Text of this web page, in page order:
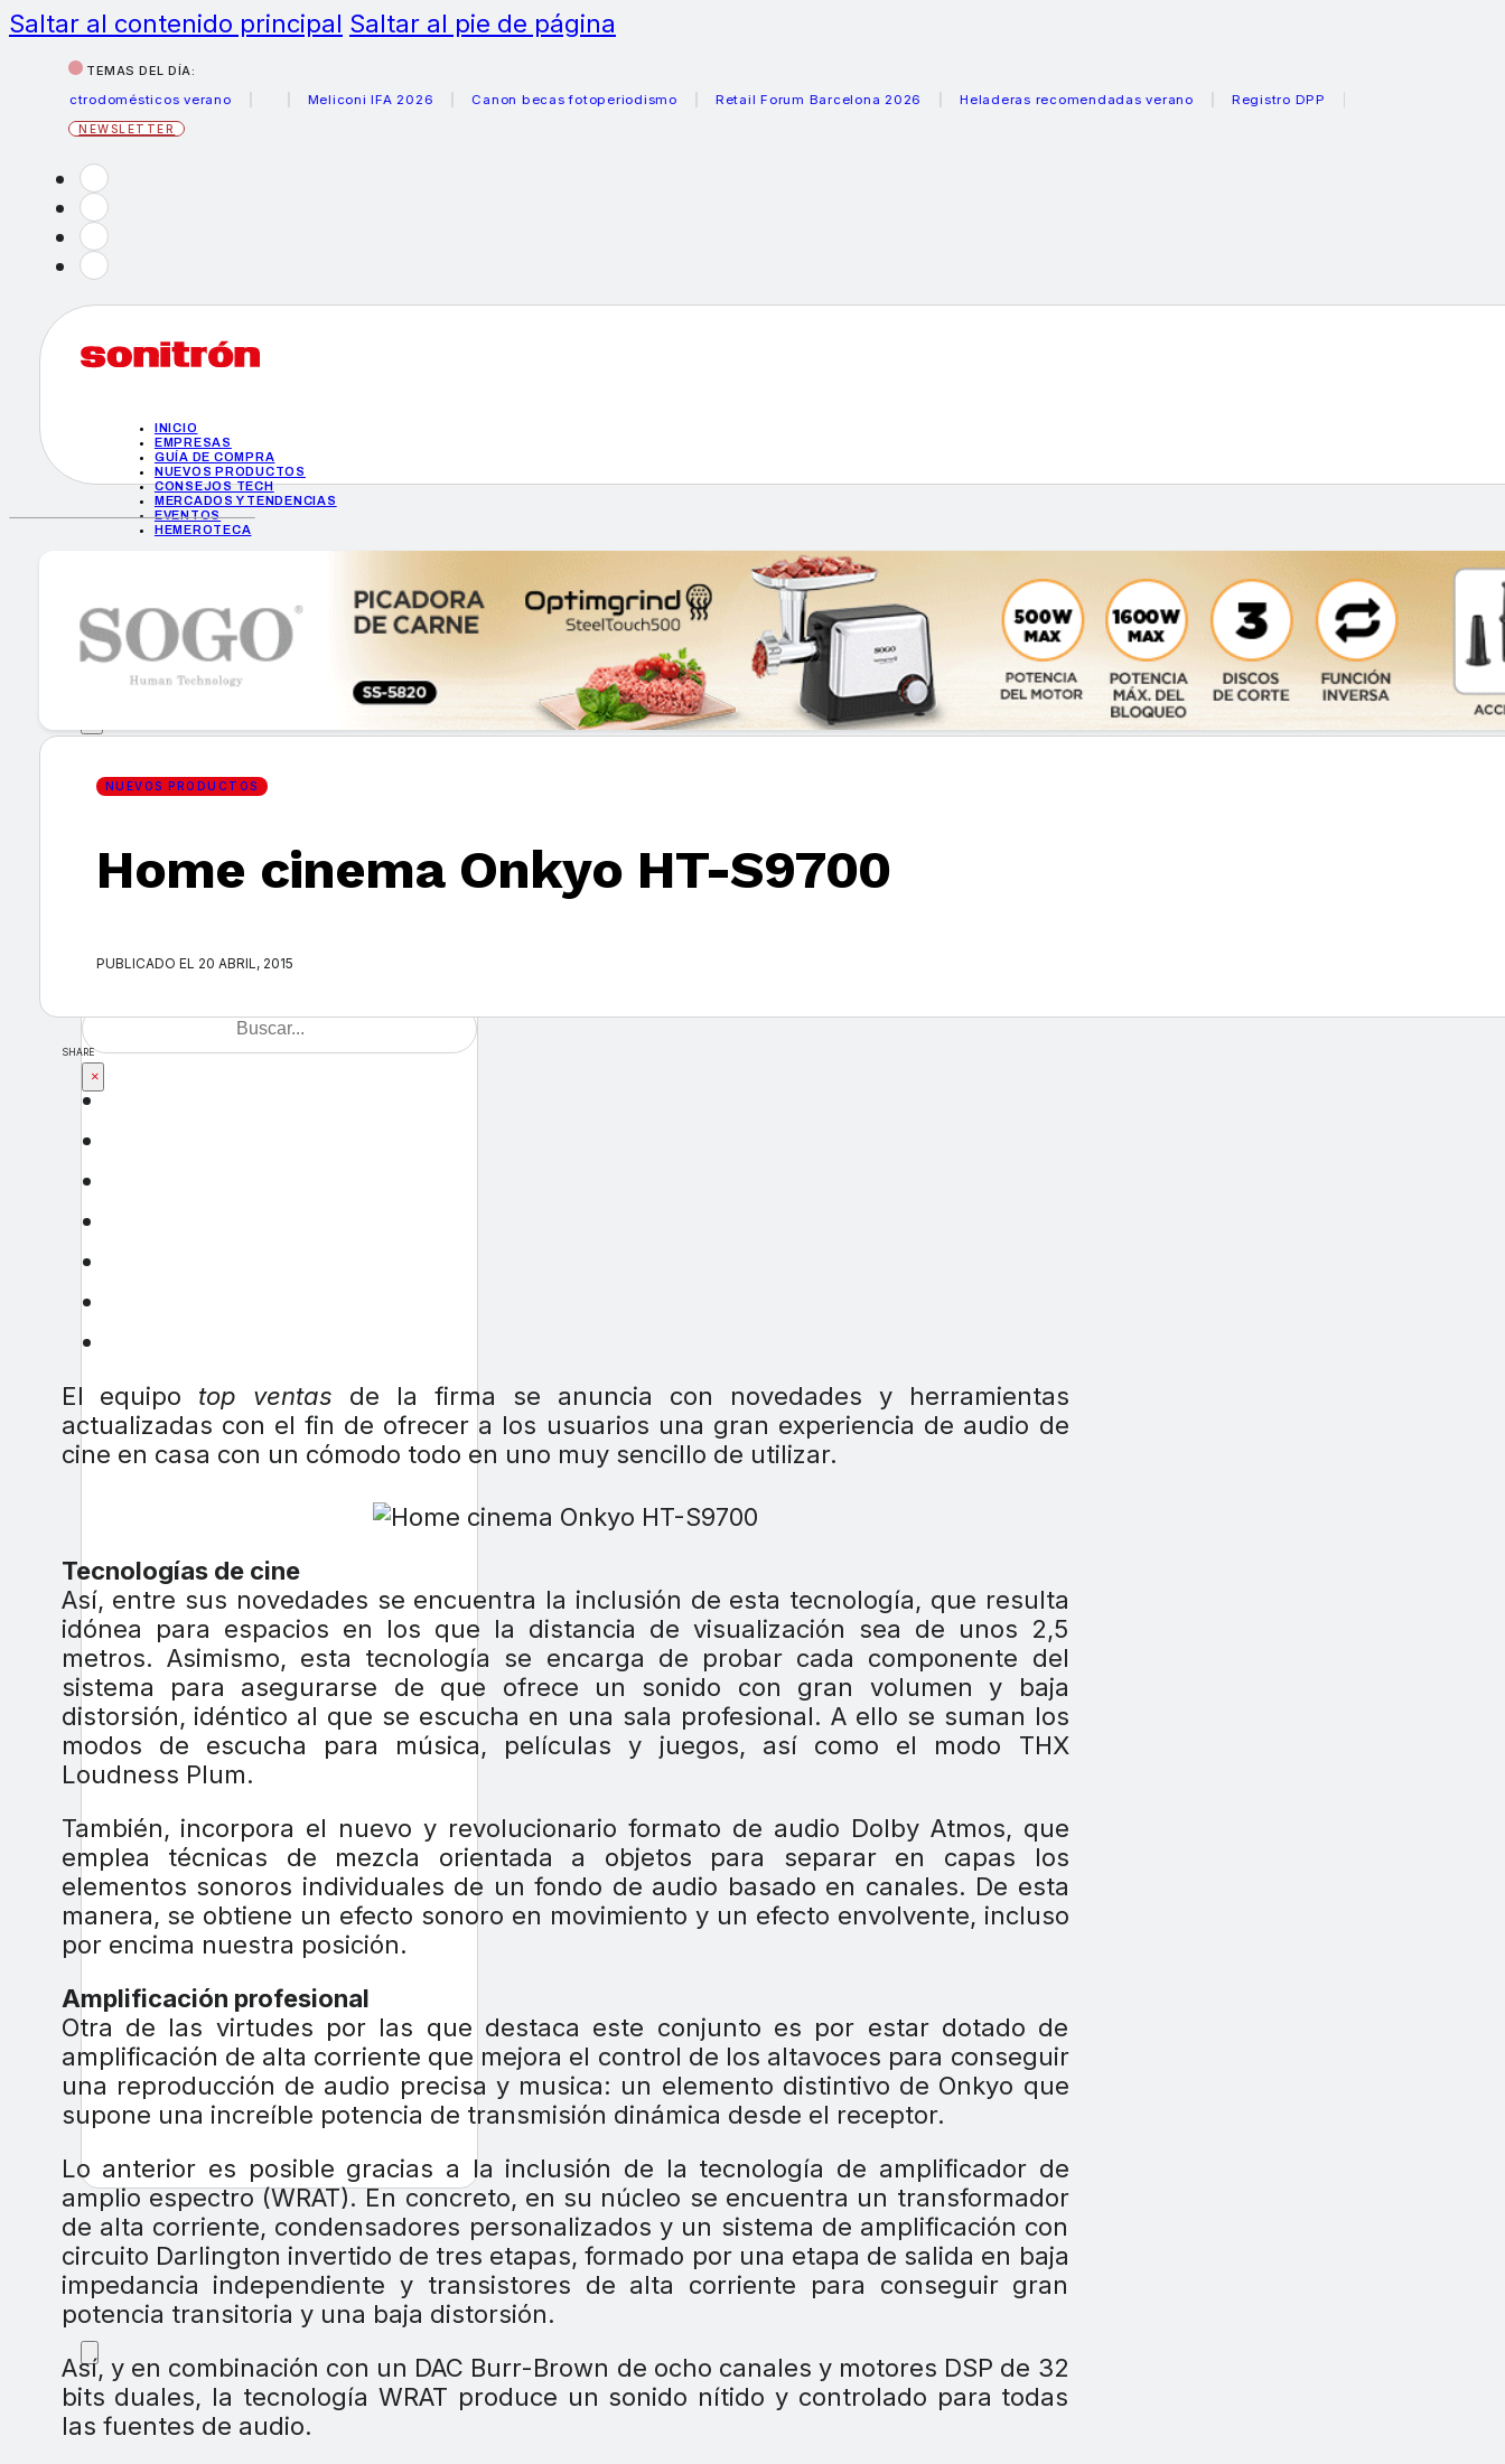
Saltar al contenido principal Saltar al pie de página
TEMAS DEL DÍA:
verano
Meliconi IFA 2026 Canon becas fotoperiodismo Retail Forum Barcelona 2026 Heladeras recomendadas verano Registro DPP
NEWSLETTER
INICIO
EMPRESAS
GUÍA DE COMPRA
NUEVOS PRODUCTOS
CONSEJOS TECH
MERCADOS Y TENDENCIAS
EVENTOS
HEMEROTECA
GUÍA DE COMPRA
NUEVOS PRODUCTOS
CONSEJOS TECH
MERCADOS Y TENDENCIAS
HEMEROTECA
×
NUEVOS PRODUCTOS
Home cinema Onkyo HT-S9700
PUBLICADO EL 20 ABRIL, 2015
SHARE
El equipo top ventas de la firma se anuncia con novedades y herramientas
actualizadas con el fin de ofrecer a los usuarios una gran experiencia de audio de
cine en casa con un cómodo todo en uno muy sencillo de utilizar.
Tecnologías de cine
Así, entre sus novedades se encuentra la inclusión de esta tecnología, que resulta
idónea para espacios en los que la distancia de visualización sea de unos 2,5
metros. Asimismo, esta tecnología se encarga de probar cada componente del
sistema para asegurarse de que ofrece un sonido con gran volumen y baja
distorsión, idéntico al que se escucha en una sala profesional. A ello se suman los
modos de escucha para música, películas y juegos, así como el modo THX
Loudness Plum.
También, incorpora el nuevo y revolucionario formato de audio Dolby Atmos, que
emplea técnicas de mezcla orientada a objetos para separar en capas los
elementos sonoros individuales de un fondo de audio basado en canales. De esta
manera, se obtiene un efecto sonoro en movimiento y un efecto envolvente, incluso
por encima nuestra posición.
Amplificación profesional
Otra de las virtudes por las que destaca este conjunto es por estar dotado de
amplificación de alta corriente que mejora el control de los altavoces para conseguir
una reproducción de audio precisa y musica: un elemento distintivo de Onkyo que
supone una increíble potencia de transmisión dinámica desde el receptor.
Lo anterior es posible gracias a la inclusión de la tecnología de amplificador de
amplio espectro (WRAT). En concreto, en su núcleo se encuentra un transformador
de alta corriente, condensadores personalizados y un sistema de amplificación con
circuito Darlington invertido de tres etapas, formado por una etapa de salida en baja
impedancia independiente y transistores de alta corriente para conseguir gran
potencia transitoria y una baja distorsión.
Así, y en combinación con un DAC Burr-Brown de ocho canales y motores DSP de 32
bits duales, la tecnología WRAT produce un sonido nítido y controlado para todas
las fuentes de audio.